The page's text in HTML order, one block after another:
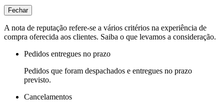
Fechar
A nota de reputação refere-se a vários critérios na experiência de
compra oferecida aos clientes. Saiba o que levamos a consideração.
Pedidos entregues no prazo
Pedidos que foram despachados e entregues no prazo
previsto.
Cancelamentos